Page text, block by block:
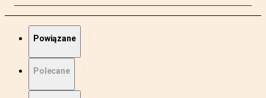
Powiązane
Polecane